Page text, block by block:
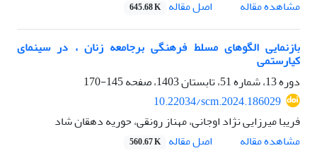
مشاهده مقاله
اصل مقاله 645.68 K
بازنمایی الگوهای مسلط فرهنگی برجامعه زنان ، در سینمای
کیارستمی
دوره 13، شماره 51، تابستان 1403، صفحه
145-170
10.22034/scm.2024.186029
فریبا میرزایی نژاد اوجانی، مهناز رونقی، حوریه دهقان شاد
مشاهده مقاله
اصل مقاله 560.67 K